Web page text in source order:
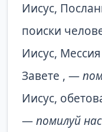
Иисус,
поиски
Иисус,
Завете , —
Иисус,
—помилуй нас